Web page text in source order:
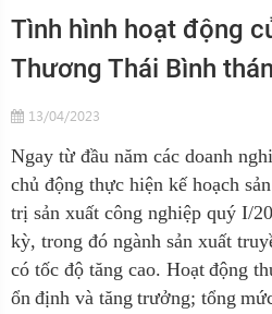
Tình hình hoạt động
Thương Thái Bình
13/04/2023
Ngay từ đầu năm các doanh
chủ động thực hiện kế hoạch
trị sản xuất công nghiệp quý I/
kỳ, trong đó ngành sản xuất
có tốc độ tăng cao. Hoạt động
ổn định và tăng trưởng; tổng